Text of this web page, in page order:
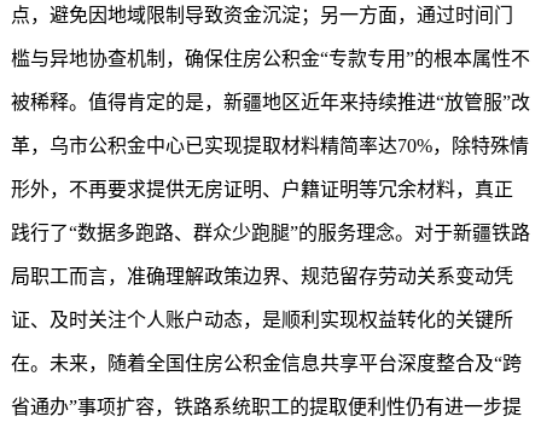
点，避免因地域限制导致资金沉淀；另一方面，通过时间门
槛与异地协查机制，确保住房公积金“专款专用”的根本属性不
被稀释。值得肯定的是，新疆地区近年来持续推进“放管服”改
革，乌市公积金中心已实现提取材料精简率达70%，除特殊情
形外，不再要求提供无房证明、户籍证明等冗余材料，真正
践行了“数据多跑路、群众少跑腿”的服务理念。对于新疆铁路
局职工而言，准确理解政策边界、规范留存劳动关系变动凭
证、及时关注个人账户动态，是顺利实现权益转化的关键所
在。未来，随着全国住房公积金信息共享平台深度整合及“跨
省通办”事项扩容，铁路系统职工的提取便利性仍有进一步提